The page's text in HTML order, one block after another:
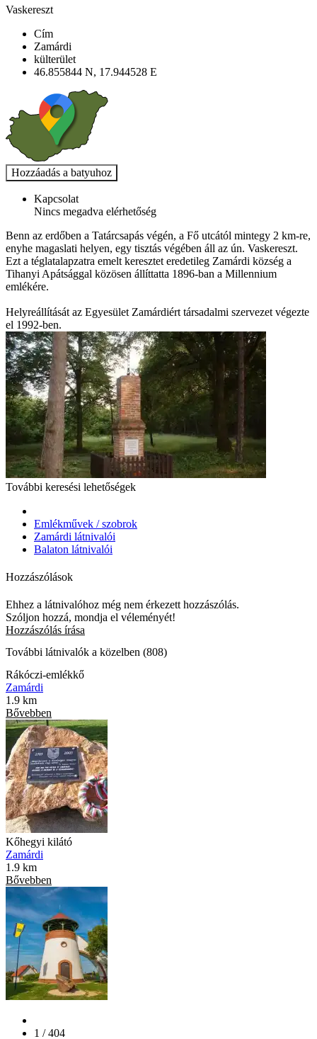
Vaskereszt
Cím
Zamárdi
külterület
46.855844 N, 17.944528 E
Kapcsolat
Nincs megadva elérhetőség
Benn az erdőben a Tatárcsapás végén, a Fő utcától mintegy 2 km-re,
enyhe magaslati helyen, egy tisztás végében áll az ún. Vaskereszt.
Ezt a téglatalapzatra emelt keresztet eredetileg Zamárdi község a
Tihanyi Apátsággal közösen állíttatta 1896-ban a Millennium
emlékére.
Helyreállítását az Egyesület Zamárdiért társadalmi szervezet végezte
el 1992-ben.
További keresési lehetőségek
Emlékművek / szobrok
Zamárdi látnivalói
Balaton látnivalói
Hozzászólások
Ehhez a látnivalóhoz még nem érkezett hozzászólás.
Szóljon hozzá, mondja el véleményét!
Hozzászólás írása
További látnivalók a közelben (808)
Rákóczi-emlékkő
Zamárdi
1.9 km
Bővebben
Kőhegyi kilátó
Zamárdi
1.9 km
Bővebben
1 / 404